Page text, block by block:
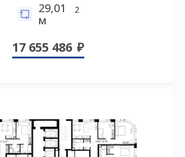
29,01
м
2
17 655 486